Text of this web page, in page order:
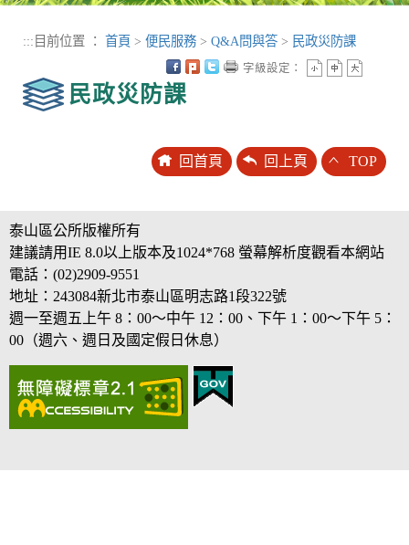
::: 目前位置 ： 首頁 > 便民服務 > Q&A問與答 > 民政災防課
民政災防課
字級設定：
回首頁 回上頁 TOP
泰山區公所版權所有
建議請用IE 8.0以上版本及1024*768 螢幕解析度觀看本網站
電話：(02)2909-9551
地址：243084新北市泰山區明志路1段322號
週一至週五上午 8：00～中午 12：00、下午 1：00～下午 5：
00（週六、週日及國定假日休息）